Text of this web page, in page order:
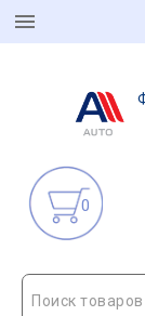
0
Поиск товаров